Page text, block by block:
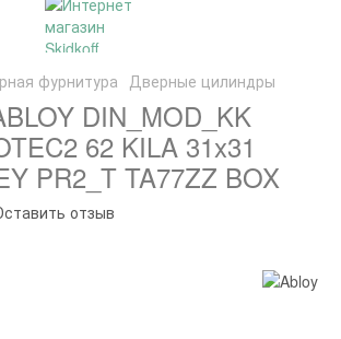
фурнитура Дверные цилиндры
DIN_MOD_KK
62 KILA 31x31
PR2_T TA77ZZ BOX
отзыв